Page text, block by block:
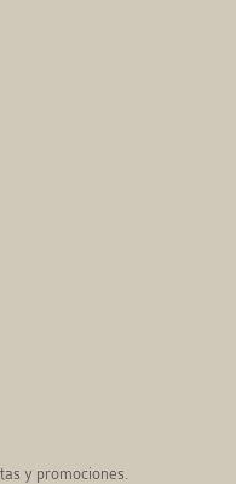
y promociones.